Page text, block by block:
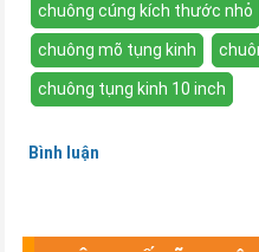
chuông cúng kích thước nhỏ
chuông mõ tụng kinh
chuông tụng kinh 10 inch
Bình luận